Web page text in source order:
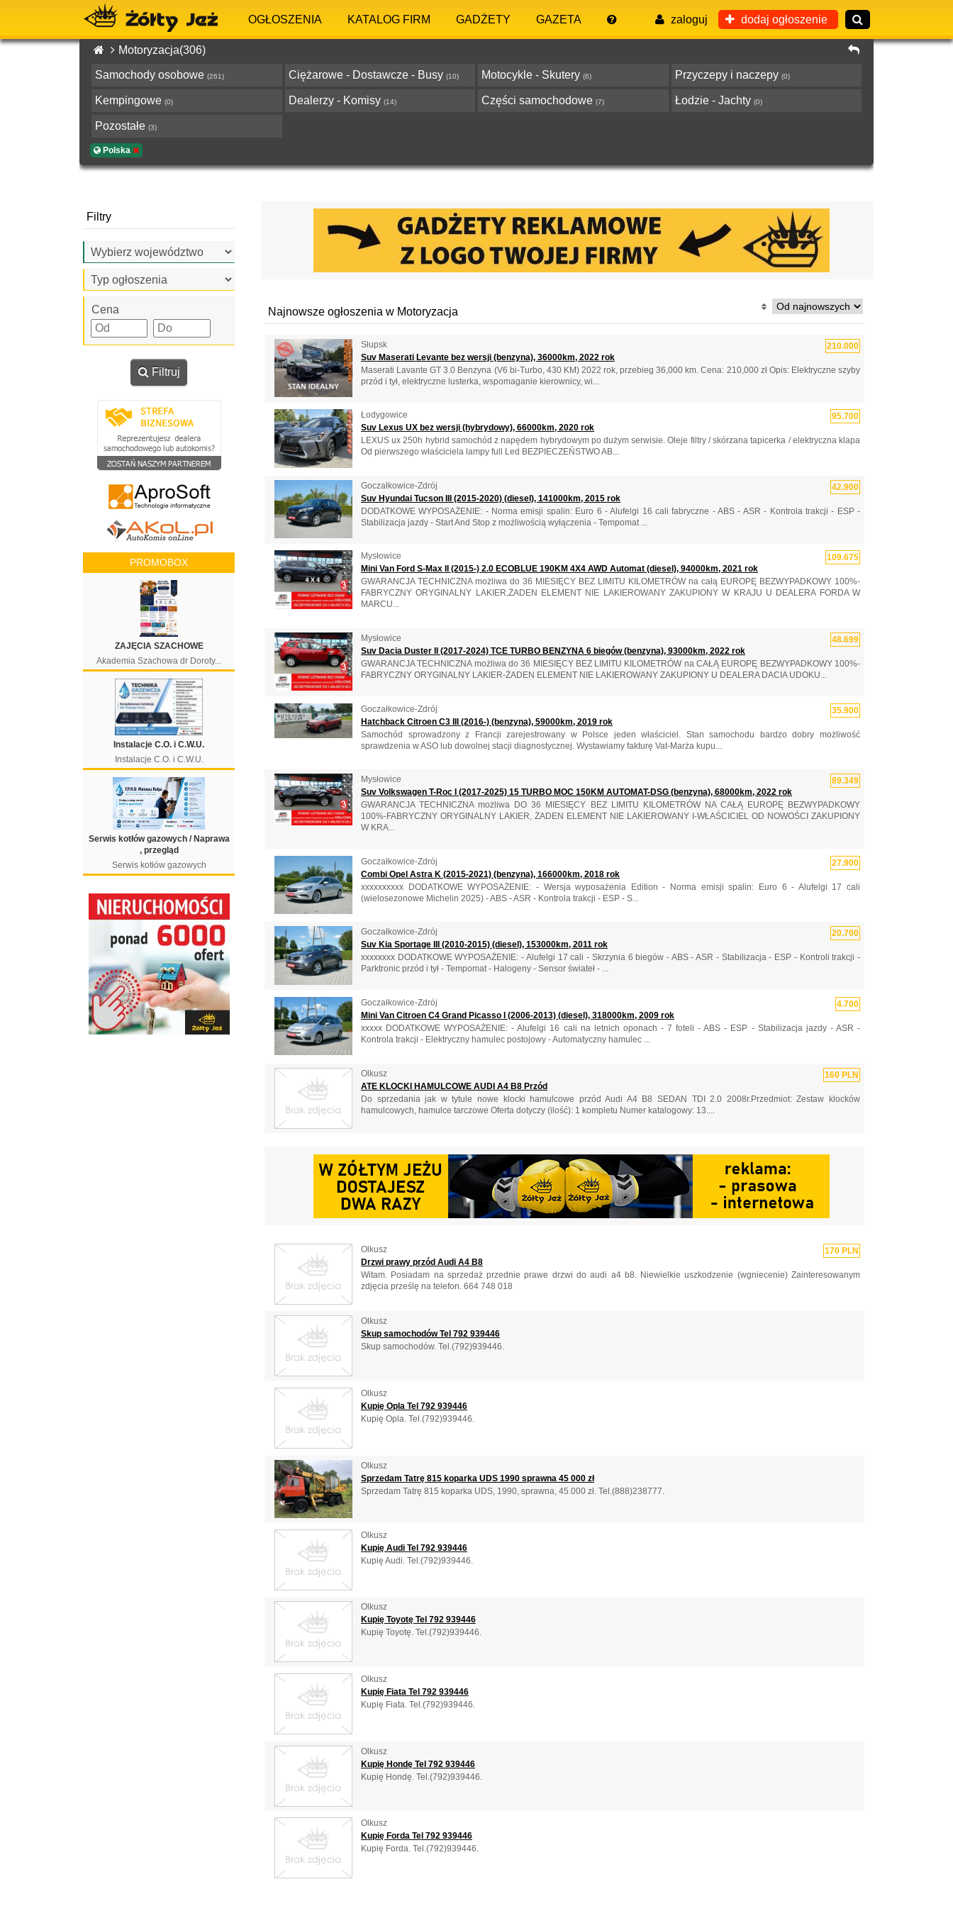
OGŁOSZENIA KATALOG FIRM GADŻETY GAZETA zaloguj dodaj ogłoszenie
Motoryzacja(306)
Samochody osobowe (261) Ciężarowe - Dostawcze - Busy (10) Motocykle - Skutery (6) Przyczepy i naczepy (0)
Kempingowe (0) Dealerzy - Komisy (14) Części samochodowe (7) Łodzie - Jachty (0)
Pozostałe (3)
Polska
Filtry
Cena
Filtruj
PROMOBOX
ZAJĘCIA SZACHOWE
Akademia Szachowa dr Doroty...
Instalacje C.O. i C.W.U.
Instalacje C.O. i C.W.U.
Serwis kotłów gazowych / Naprawa
, przegląd
Serwis kotłów gazowych
Najnowsze ogłoszenia w Motoryzacja
210.000
Słupsk
Suv Maserati Levante bez wersji (benzyna), 36000km, 2022 rok
Maserati Lavante GT 3.0 Benzyna (V6 bi-Turbo, 430 KM) 2022 rok, przebieg 36,000 km. Cena: 210,000 zł Opis: Elektryczne szyby
przód i tył, elektryczne lusterka, wspomaganie kierownicy, wi...
95.700
Łodygowice
Suv Lexus UX bez wersji (hybrydowy), 66000km, 2020 rok
LEXUS ux 250h hybrid samochód z napędem hybrydowym po dużym serwisie. Oleje filtry / skórzana tapicerka / elektryczna klapa
Od pierwszego właściciela lampy full Led BEZPIECZEŃSTWO AB...
42.900
Goczałkowice-Zdrój
Suv Hyundai Tucson III (2015-2020) (diesel), 141000km, 2015 rok
DODATKOWE WYPOSAŻENIE: - Norma emisji spalin: Euro 6 - Alufelgi 16 cali fabryczne - ABS - ASR - Kontrola trakcji - ESP -
Stabilizacja jazdy - Start And Stop z możliwością wyłączenia - Tempomat ...
109.675
Mysłowice
Mini Van Ford S-Max II (2015-) 2.0 ECOBLUE 190KM 4X4 AWD Automat (diesel), 94000km, 2021 rok
GWARANCJA TECHNICZNA możliwa do 36 MIESIĘCY BEZ LIMITU KILOMETRÓW na całą EUROPĘ BEZWYPADKOWY 100%-
FABRYCZNY ORYGINALNY LAKIER,ŻADEN ELEMENT NIE LAKIEROWANY ZAKUPIONY W KRAJU U DEALERA FORDA W
MARCU...
48.699
Mysłowice
Suv Dacia Duster II (2017-2024) TCE TURBO BENZYNA 6 biegów (benzyna), 93000km, 2022 rok
GWARANCJA TECHNICZNA możliwa do 36 MIESIĘCY BEZ LIMITU KILOMETRÓW na CAŁĄ EUROPĘ BEZWYPADKOWY 100%-
FABRYCZNY ORYGINALNY LAKIER-ŻADEN ELEMENT NIE LAKIEROWANY ZAKUPIONY U DEALERA DACIA UDOKU...
35.900
Goczałkowice-Zdrój
Hatchback Citroen C3 III (2016-) (benzyna), 59000km, 2019 rok
Samochód sprowadzony z Francji zarejestrowany w Polsce jeden właściciel. Stan samochodu bardzo dobry możliwość
sprawdzenia w ASO lub dowolnej stacji diagnostycznej. Wystawiamy fakturę Vat-Marża kupu...
89.349
Mysłowice
Suv Volkswagen T-Roc I (2017-2025) 15 TURBO MOC 150KM AUTOMAT-DSG (benzyna), 68000km, 2022 rok
GWARANCJA TECHNICZNA możliwa DO 36 MIESIĘCY BEZ LIMITU KILOMETRÓW NA CAŁĄ EUROPĘ BEZWYPADKOWY
100%-FABRYCZNY ORYGINALNY LAKIER, ŻADEN ELEMENT NIE LAKIEROWANY I-WŁAŚCICIEL OD NOWOŚCI ZAKUPIONY
W KRA...
27.900
Goczałkowice-Zdrój
Combi Opel Astra K (2015-2021) (benzyna), 166000km, 2018 rok
xxxxxxxxxx DODATKOWE WYPOSAŻENIE: - Wersja wyposażenia Edition - Norma emisji spalin: Euro 6 - Alufelgi 17 cali
(wielosezonowe Michelin 2025) - ABS - ASR - Kontrola trakcji - ESP - S...
20.700
Goczałkowice-Zdrój
Suv Kia Sportage III (2010-2015) (diesel), 153000km, 2011 rok
xxxxxxxx DODATKOWE WYPOSAŻENIE: - Alufelgi 17 cali - Skrzynia 6 biegów - ABS - ASR - Stabilizacja - ESP - Kontroli trakcji -
Parktronic przód i tył - Tempomat - Halogeny - Sensor świateł - ...
4.700
Goczałkowice-Zdrój
Mini Van Citroen C4 Grand Picasso I (2006-2013) (diesel), 318000km, 2009 rok
xxxxx DODATKOWE WYPOSAŻENIE: - Alufelgi 16 cali na letnich oponach - 7 foteli - ABS - ESP - Stabilizacja jazdy - ASR -
Kontrola trakcji - Elektryczny hamulec postojowy - Automatyczny hamulec ...
160 PLN
Olkusz
ATE KLOCKI HAMULCOWE AUDI A4 B8 Przód
Do sprzedania jak w tytule nowe klocki hamulcowe przód Audi A4 B8 SEDAN TDI 2.0 2008r.Przedmiot: Zestaw klocków
hamulcowych, hamulce tarczowe Oferta dotyczy (ilość): 1 kompletu Numer katalogowy: 13....
170 PLN
Olkusz
Drzwi prawy przód Audi A4 B8
Witam. Posiadam na sprzedaż przednie prawe drzwi do audi a4 b8. Niewielkie uszkodzenie (wgniecenie) Zainteresowanym
zdjęcia prześlę na telefon. 664 748 018
Olkusz
Skup samochodów Tel 792 939446
Skup samochodów. Tel.(792)939446.
Olkusz
Kupię Opla Tel 792 939446
Kupię Opla. Tel.(792)939446.
Olkusz
Sprzedam Tatrę 815 koparka UDS 1990 sprawna 45 000 zł
Sprzedam Tatrę 815 koparka UDS, 1990, sprawna, 45.000 zł. Tel.(888)238777.
Olkusz
Kupię Audi Tel 792 939446
Kupię Audi. Tel.(792)939446.
Olkusz
Kupię Toyotę Tel 792 939446
Kupię Toyotę. Tel.(792)939446.
Olkusz
Kupię Fiata Tel 792 939446
Kupię Fiata. Tel.(792)939446.
Olkusz
Kupię Hondę Tel 792 939446
Kupię Hondę. Tel.(792)939446.
Olkusz
Kupię Forda Tel 792 939446
Kupię Forda. Tel.(792)939446.